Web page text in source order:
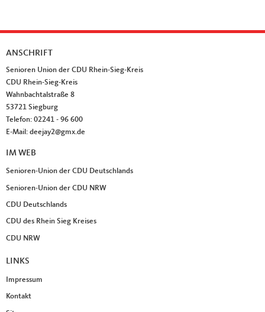
Fußbereich
ANSCHRIFT
Senioren Union der CDU Rhein-Sieg-Kreis
CDU Rhein-Sieg-Kreis
Wahnbachtalstraße 8
53721 Siegburg
Telefon: 02241 - 96 600
E-Mail: deejay2@gmx.de
IM WEB
Senioren-Union der CDU Deutschlands
Senioren-Union der CDU NRW
CDU Deutschlands
CDU des Rhein Sieg Kreises
CDU NRW
LINKS
Impressum
Kontakt